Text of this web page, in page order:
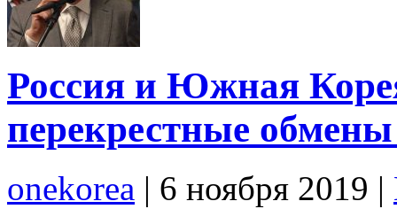
Россия и Южная
перекрестные обмены
onekorea | 6 ноября 2019 |